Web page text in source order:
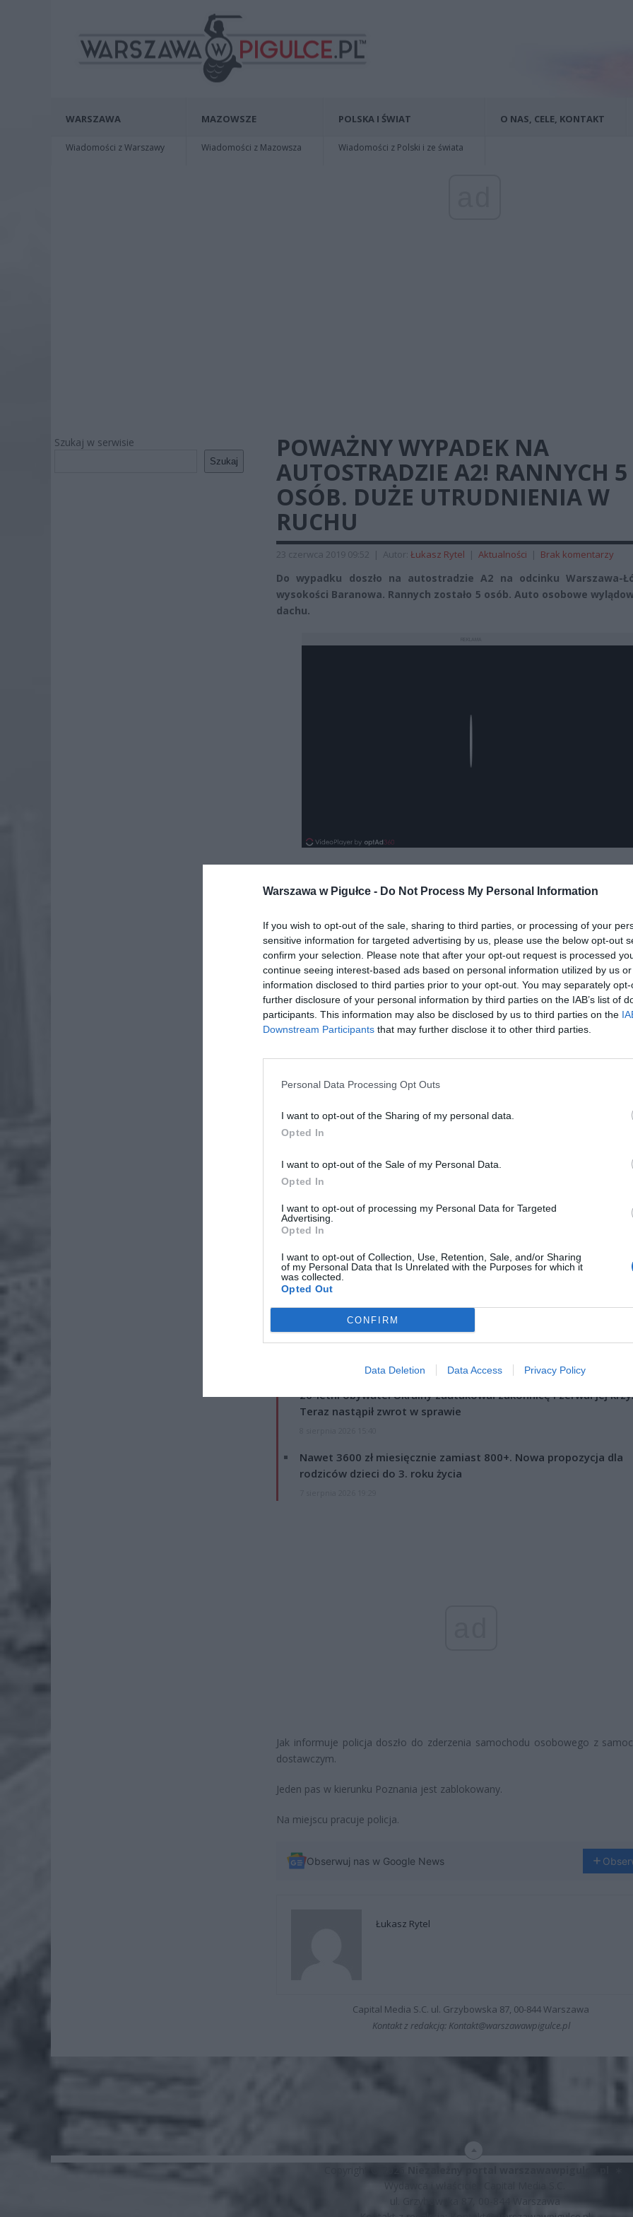
Warszawa w Pigułce - Do Not Process My Personal Information
If you wish to opt-out of the sale, sharing to third parties, or processing of your
sensitive information for targeted advertising by us, please use the below opt-out
confirm your selection. Please note that after your opt-out request is processed
continue seeing interest-based ads based on personal information utilized by us
information disclosed to third parties prior to your opt-out. You may separately
further disclosure of your personal information by third parties on the IAB’s list of
participants. This information may also be disclosed by us to third parties on the
Downstream Participants that may further disclose it to other third parties.
Personal Data Processing Opt Outs
I want to opt-out of the Sharing of my personal data.
Opted In
I want to opt-out of the Sale of my Personal Data.
Opted In
I want to opt-out of processing my Personal Data for Targeted
Advertising.
Opted In
I want to opt-out of Collection, Use, Retention, Sale, and/or Sharing
of my Personal Data that Is Unrelated with the Purposes for which it
was collected.
Opted Out
CONFIRM
Data Deletion Data Access Privacy Policy
WARSZAWA
Wiadomości z Warszawy
MAZOWSZE
Wiadomości z Mazowsza
POLSKA I ŚWIAT
Wiadomości z Polski i ze świata
O NAS, CELE, KONTAKT
Szukaj w serwisie
Szukaj
POWAŻNY WYPADEK NA
AUTOSTRADZIE A2! RANNYCH 5
OSÓB. DUŻE UTRUDNIENIA W
RUCHU
23 czerwca 2019 09:52 | Autor: Łukasz Rytel | Aktualności | Brak komentarzy
Do wypadku doszło na autostradzie A2 na odcinku Warszawa-
wysokości Baranowa. Rannych zostało 5 osób. Auto osobowe
dachu.
ad
Dodaj nas do preferowanych źródeł w Google
ZOBACZ RÓWNIEŻ:
26-letni obywatel Ukrainy zaatakował zakonnicę i zerwał jej
Teraz nastąpił zwrot w sprawie
Nawet 3600 zł miesięcznie zamiast 800+. Nowa propozycja dla
rodziców dzieci do 3. roku życia
Jak informuje policja doszło do zderzenia samochodu osobowego z
dostawczym.
Jeden pas w kierunku Poznania jest zablokowany.
Na miejscu pracuje policja.
Obserwuj nas w Google News
Łukasz Rytel
Capital Media S.C. ul. Grzybowska 87, 00-844 Warszawa
Kontakt z redakcją: Kontakt@warszawawpigulce.pl